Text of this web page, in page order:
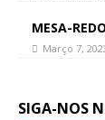
MESA-
Março 7,
SIGA-NOS